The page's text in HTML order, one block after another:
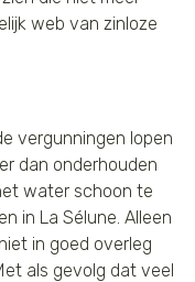
web van zinloze
vergunningen lopen
dan onderhouden
water schoon te
in La Sélune. Alleen
in goed overleg
als gevolg dat veel